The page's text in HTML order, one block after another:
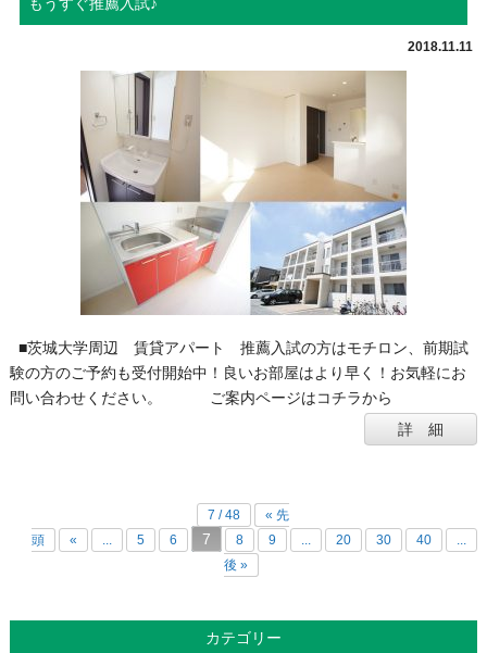
もうすぐ推薦入試♪
2018.11.11
■茨城大学周辺 賃貸アパート 推薦入試の方はモチロン、前期試
験の方のご予約も受付開始中！良いお部屋はより早く！お気軽にお
問い合わせください。 ご案内ページはコチラから
詳 細
7 / 48
« 先
頭
« 5 6 7 8 9 20 30 40
後 »
カテゴリー